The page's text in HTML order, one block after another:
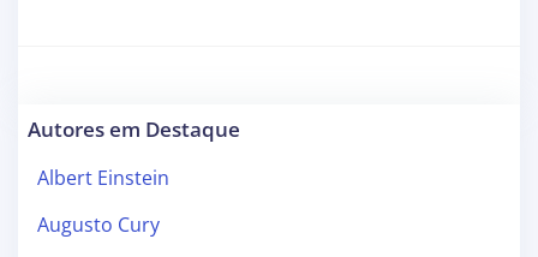
Autores em Destaque
Albert Einstein
Augusto Cury